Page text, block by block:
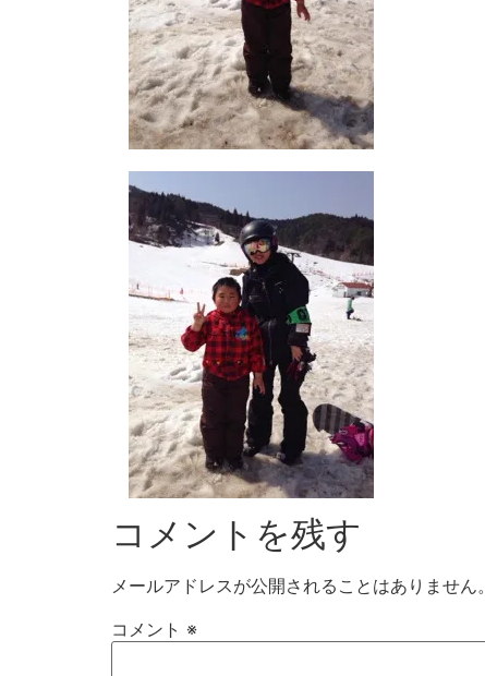
コメントを残す
メールアドレスが公開されることはありません。
コメント ※